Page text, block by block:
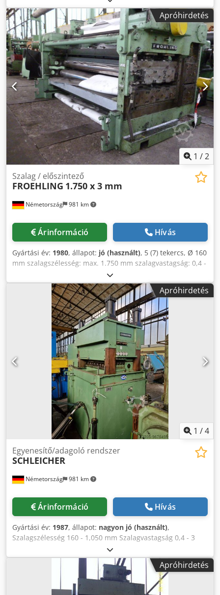
Apróhirdetés
1 /2
Németország 981 km
Szalag / előszintező
FROEHLING 1.750 x 3 mm
Árinformáció Hívás
Gyártási év: 1980, állapot: jó (használt), 5 (7) tekercs, Ø 160
mm szalagszélesség: max. 1.750 mm szalagvastagság: 0,4 -
Apróhirdetés
1 /4
Németország 981 km
Egyenesítő/adagoló rendszer
SCHLEICHER
Árinformáció Hívás
Gyártási év: 1987, állapot: nagyon jó (használt),
Szalagszélesség 160 - 1,050 mm Szalagvastagság 0,4 - 3
mm Csdpfjlil Aujx Apnjrf Szalag keresztmetszete 2 500
mm² Referenciaanyag (szakítószilárdság) 420 N/mm²
Apróhirdetés